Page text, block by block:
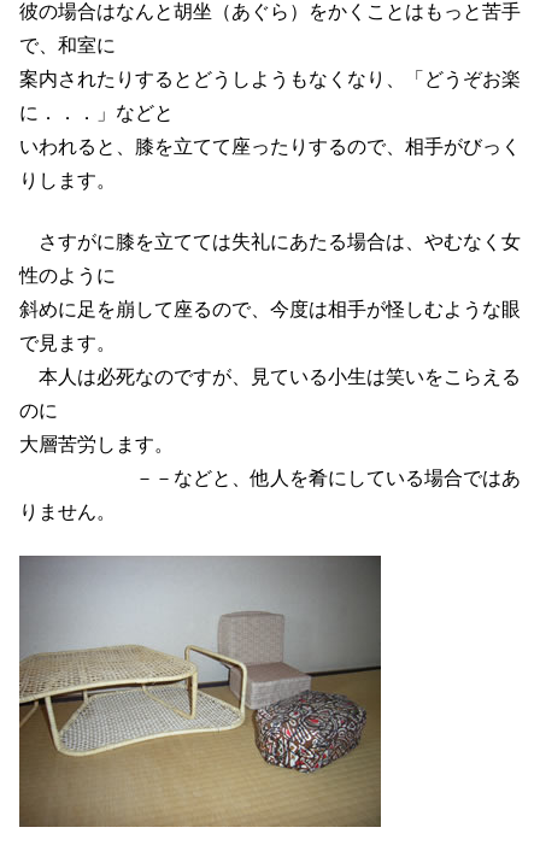
彼の場合はなんと胡坐（あぐら）をかくことはもっと苦手
で、和室に
案内されたりするとどうしようもなくなり、「どうぞお楽
に．．．」などと
いわれると、膝を立てて座ったりするので、相手がびっく
りします。
さすがに膝を立てては失礼にあたる場合は、やむなく女
性のように
斜めに足を崩して座るので、今度は相手が怪しむような眼
で見ます。
本人は必死なのですが、見ている小生は笑いをこらえる
のに
大層苦労します。
－－などと、他人を肴にしている場合ではあ
りません。